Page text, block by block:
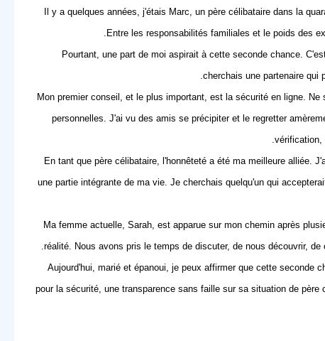
Il y a quelques années, j'étais Marc, un père célibataire dans la
Entre les responsabilités familiales et le poids des
Pourtant, une part de moi aspirait à cette seconde chance.
cherchais une partenaire
Mon premier conseil, et le plus important, est lasécurité en ligne. Ne
personnelles. J'ai vu des amis se précipiter et le regretter
En tant que père célibataire, l'honnêteté a été ma meilleure
une partie intégrante de ma vie. Je cherchais quelqu'un qui
Ma femme actuelle, Sarah, est apparue sur mon chemin après
réalité. Nous avons pris le temps de discuter, de nous découvrir,
Aujourd'hui, marié et épanoui, je peux affirmer que cette seconde
pour la sécurité, une transparence sans faille sur sa situation de